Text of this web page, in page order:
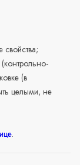
свойства;
(в
целыми, не
.